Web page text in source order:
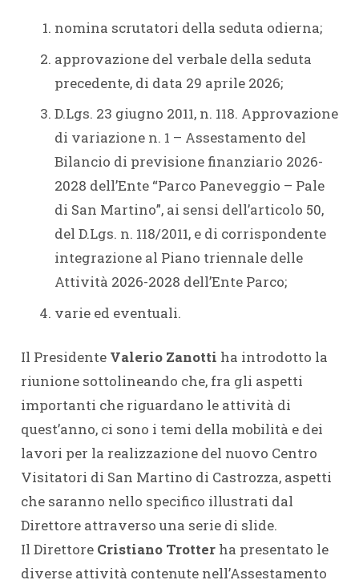
nomina scrutatori della seduta odierna;
approvazione del verbale della seduta
precedente, di data 29 aprile 2026;
D.Lgs. 23 giugno 2011, n. 118. Approvazione
di variazione n. 1 – Assestamento del
Bilancio di previsione finanziario 2026-
2028 dell’Ente “Parco Paneveggio – Pale
di San Martino”, ai sensi dell’articolo 50,
del D.Lgs. n. 118/2011, e di corrispondente
integrazione al Piano triennale delle
Attività 2026-2028 dell’Ente Parco;
varie ed eventuali.
Il Presidente Valerio Zanotti ha introdotto la
riunione sottolineando che, fra gli aspetti
importanti che riguardano le attività di
quest’anno, ci sono i temi della mobilità e dei
lavori per la realizzazione del nuovo Centro
Visitatori di San Martino di Castrozza, aspetti
che saranno nello specifico illustrati dal
Direttore attraverso una serie di slide.
Il Direttore Cristiano Trotterha presentato le
diverse attività contenute nell’Assestamento